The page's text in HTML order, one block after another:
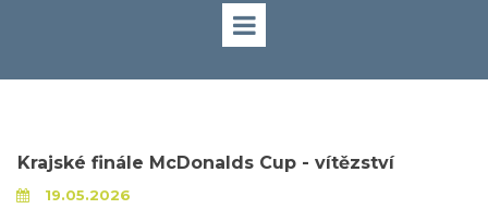
Krajské finále McDonalds Cup - vítězství
19.05.2026